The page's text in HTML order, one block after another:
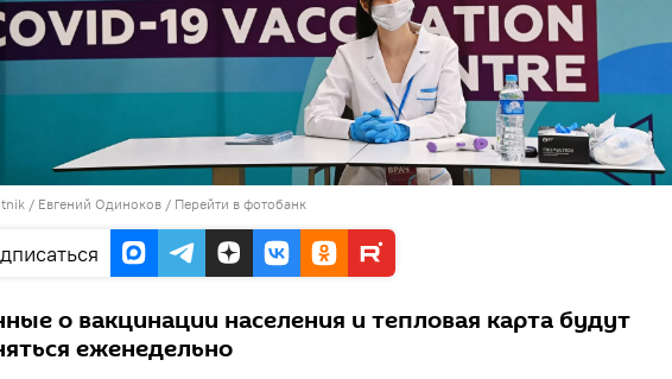
/ Евгений Одиноков / Перейти в фотобанк
о вакцинации населения и тепловая карта будут
еженедельно